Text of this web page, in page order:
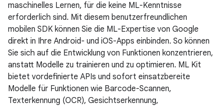
maschinelles Lernen, für die keine ML-Kenntnisse
erforderlich sind. Mit diesem benutzerfreundlichen
mobilen SDK können Sie die ML-Expertise von Google
direkt in Ihre Android- und iOS-Apps einbinden. So können
Sie sich auf die Entwicklung von Funktionen konzentrieren,
anstatt Modelle zu trainieren und zu optimieren. ML Kit
bietet vordefinierte APIs und sofort einsatzbereite
Modelle für Funktionen wie Barcode-Scannen,
Texterkennung (OCR), Gesichtserkennung,